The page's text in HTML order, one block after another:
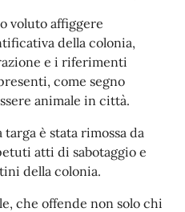
voluto affiggere
della colonia,
e i riferimenti
come segno
animale in città.
è stata rimossa da
atti di sabotaggio e
della colonia.
che offende non solo chi